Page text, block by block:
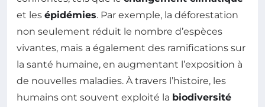
et les épidémies. Par exemple, la déforestation
non seulement réduit le nombre d’espèces
vivantes, mais a également des ramifications sur
la santé humaine, en augmentant l’exposition à
de nouvelles maladies. À travers l’histoire, les
humains ont souvent exploité la biodiversité